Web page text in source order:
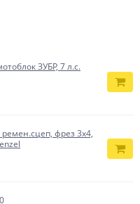
ЗУБР, 7 л.с.
ремен.сцеп, фрез 3х4,